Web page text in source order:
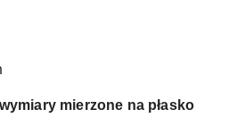
mierzone na płasko